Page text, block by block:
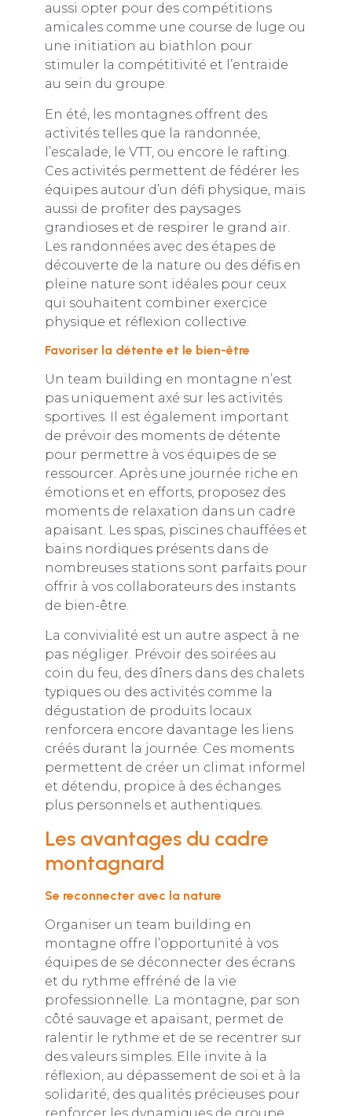
aussi opter pour des compétitions
amicales comme une course de luge ou
une initiation au biathlon pour
stimuler la compétitivité et l’entraide
au sein du groupe.
En été, les montagnes offrent des
activités telles que la randonnée,
l’escalade, le VTT, ou encore le rafting.
Ces activités permettent de fédérer les
équipes autour d’un défi physique, mais
aussi de profiter des paysages
grandioses et de respirer le grand air.
Les randonnées avec des étapes de
découverte de la nature ou des défis en
pleine nature sont idéales pour ceux
qui souhaitent combiner exercice
physique et réflexion collective.
Favoriser la détente et le bien-être
Un team building en montagne n’est
pas uniquement axé sur les activités
sportives. Il est également important
de prévoir des moments de détente
pour permettre à vos équipes de se
ressourcer. Après une journée riche en
émotions et en efforts, proposez des
moments de relaxation dans un cadre
apaisant. Les spas, piscines chauffées et
bains nordiques présents dans de
nombreuses stations sont parfaits pour
offrir à vos collaborateurs des instants
de bien-être.
La convivialité est un autre aspect à ne
pas négliger. Prévoir des soirées au
coin du feu, des dîners dans des chalets
typiques ou des activités comme la
dégustation de produits locaux
renforcera encore davantage les liens
créés durant la journée. Ces moments
permettent de créer un climat informel
et détendu, propice à des échanges
plus personnels et authentiques.
Les avantages du cadre
montagnard
Se reconnecter avec la nature
Organiser un team building en
montagne offre l’opportunité à vos
équipes de se déconnecter des écrans
et du rythme effréné de la vie
professionnelle. La montagne, par son
côté sauvage et apaisant, permet de
ralentir le rythme et de se recentrer sur
des valeurs simples. Elle invite à la
réflexion, au dépassement de soi et à la
solidarité, des qualités précieuses pour